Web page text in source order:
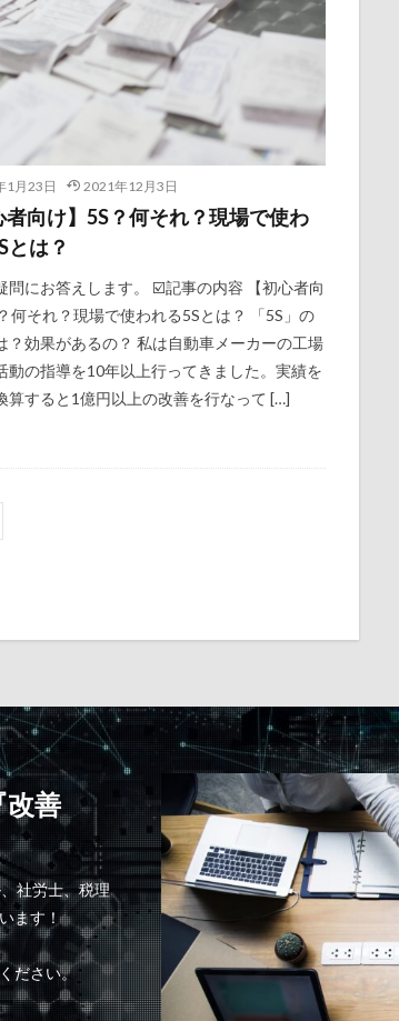
1月23日 2021年12月3日
者向け】5S？何それ？現場で使わ
とは？
問にお答えします。 ☑️記事の内容 【初心者向
何それ？現場で使われる5Sとは？ 「5S」の
？効果があるの？ 私は自動車メーカーの工場
動の指導を10年以上行ってきました。実績を
算すると1億円以上の改善を行なって […]
善
社労士、税理
ます！
ださい。